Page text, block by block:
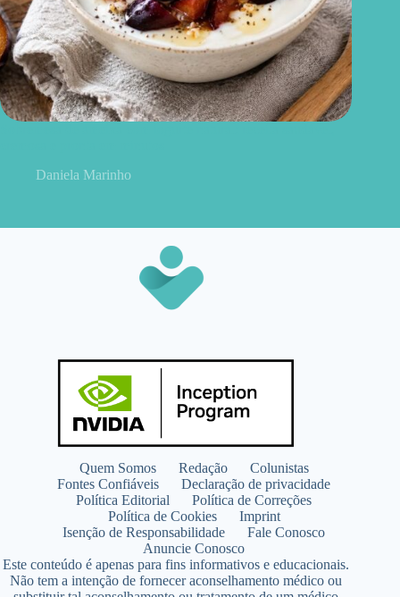
Daniela Marinho
Quem Somos Redação
Colunistas
Fontes Confiáveis
Declaração de privacidade
Política Editorial
Política de Correções
Política de Cookies
Imprint
Isenção de Responsabilidade
Fale Conosco
Anuncie Conosco
Este conteúdo é apenas para fins informativos e educacionais.
Não tem a intenção de fornecer aconselhamento médico ou